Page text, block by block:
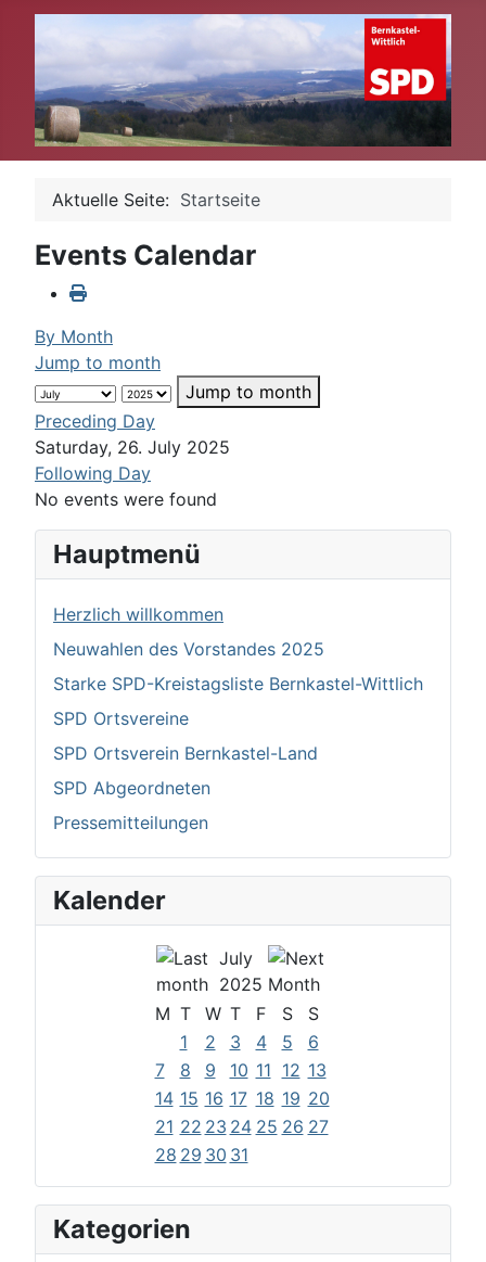
Aktuelle Seite: Startseite
Events Calendar
By Month
Jump to month
Jump to month
Preceding Day
Saturday, 26. July 2025
Following Day
No events were found
Hauptmenü
Herzlich willkommen
Neuwahlen des Vorstandes 2025
Starke SPD-Kreistagsliste Bernkastel-Wittlich
SPD Ortsvereine
SPD Ortsverein Bernkastel-Land
SPD Abgeordneten
Pressemitteilungen
Kalender
July
2025
M T W T F S
S
1
2 3 4 5
6
7
8 9 10 11 12 13
14 15 16 17 18 19 20
21 22 23 24 25 26 27
28 29 30 31
Kategorien